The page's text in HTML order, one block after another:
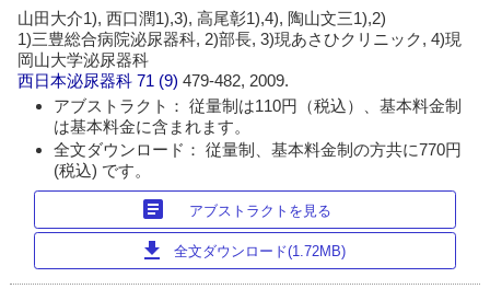
山田大介1), 西口潤1),3), 高尾彰1),4), 陶山文三1),2)
1)三豊総合病院泌尿器科, 2)部長, 3)現あさひクリニック, 4)現
岡山大学泌尿器科
西日本泌尿器科 71 (9)479-482, 2009.
アブストラクト： 従量制は110円（税込）、基本料金制
は基本料金に含まれます。
全文ダウンロード： 従量制、基本料金制の方共に770円
(税込) です。
article アブストラクトを見る
download 全文ダウンロード(1.72MB)